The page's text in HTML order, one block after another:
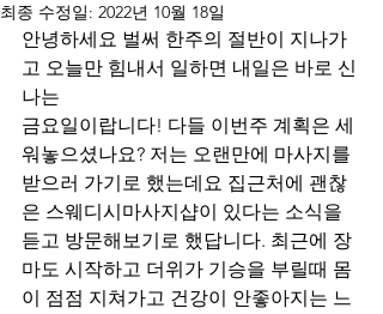
최종 수정일: 2022년 10월 18일
안녕하세요 벌써 한주의 절반이 지나가
고 오늘만 힘내서 일하면 내일은 바로 신
나는
금요일이랍니다! 다들 이번주 계획은 세
워놓으셨나요? 저는 오랜만에 마사지를
받으러 가기로 했는데요 집근처에 괜찮
은 스웨디시마사지샵이 있다는 소식을
듣고 방문해보기로 했답니다. 최근에 장
마도 시작하고 더위가 기승을 부릴때 몸
이 점점 지쳐가고 건강이 안좋아지는 느